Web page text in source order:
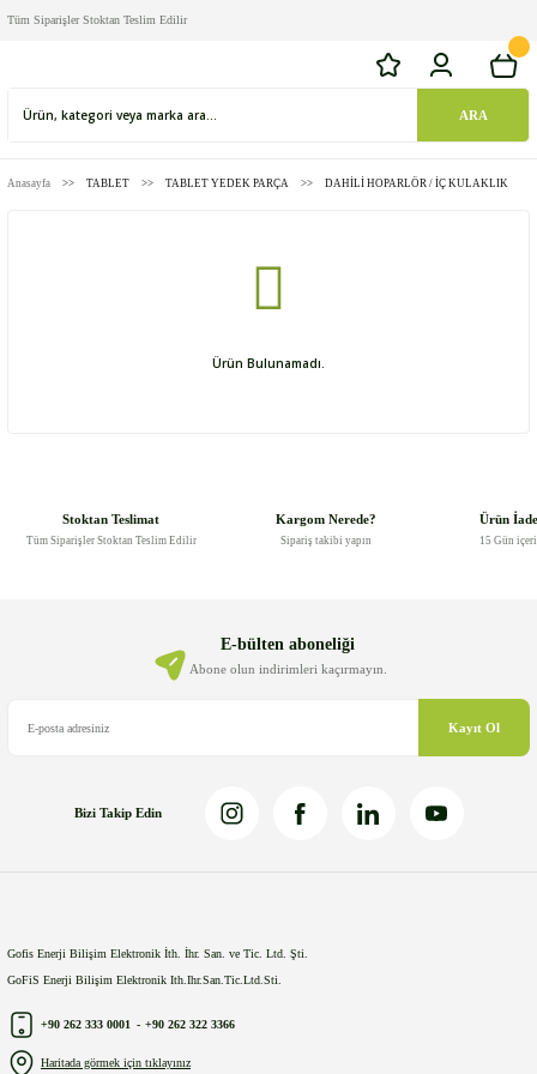
Tüm Siparişler Stoktan Teslim Edilir
ARA
Anasayfa TABLET TABLET YEDEK PARÇA DAHİLİ HOPARLÖR / İÇ KULAKLIK
Ürün Bulunamadı.
Stoktan Teslimat
Tüm Siparişler Stoktan Teslim Edilir
Kargom Nerede?
Sipariş takibi yapın
Ürün
15 Gün
E-bülten aboneliği
Abone olun indirimleri kaçırmayın.
Kayıt Ol
Bizi Takip Edin
Gofis Enerji Bilişim Elektronik İth. İhr. San. ve Tic. Ltd. Şti.
GoFiS Enerji Bilişim Elektronik Ith.Ihr.San.Tic.Ltd.Sti.
+90 262 333 0001 - +90 262 322 3366
Haritada görmek için tıklayınız